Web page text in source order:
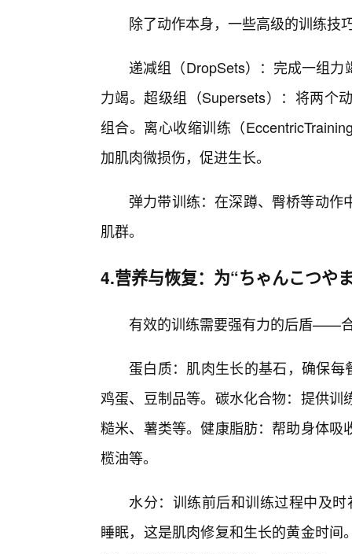
除了动作本身，一些高级的训练技
递减组（DropSets）：完成一组
力竭。超级组（Supersets）：将两个
组合。离心收缩训练（
加肌肉微损伤，促进生长。
弹力带训练：在深蹲、臀桥等动
肌群。
4.营养与恢复：为“ちゃんこつや
有效的训练需要强有力的后盾——
蛋白质：肌肉生长的基石，确保每
鸡蛋、豆制品等。碳水化合物：提供
糙米、薯类等。健康脂肪：帮助身体
榄油等。
水分：训练前后和训练过程中及
睡眠，这是肌肉修复和生长的黄金时